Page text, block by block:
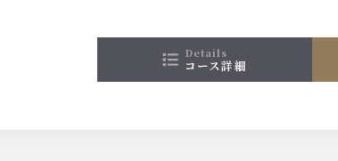
details
コース詳細